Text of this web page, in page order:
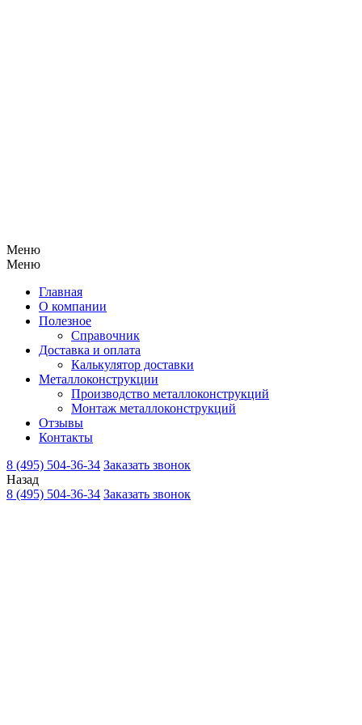
Меню
Меню
Главная
О компании
Полезное
Справочник
Доставка и оплата
Калькулятор доставки
Металлоконструкции
Производство металлоконструкций
Монтаж металлоконструкций
Отзывы
Контакты
8 (495) 504-36-34 Заказать звонок
Назад
8 (495) 504-36-34 Заказать звонок